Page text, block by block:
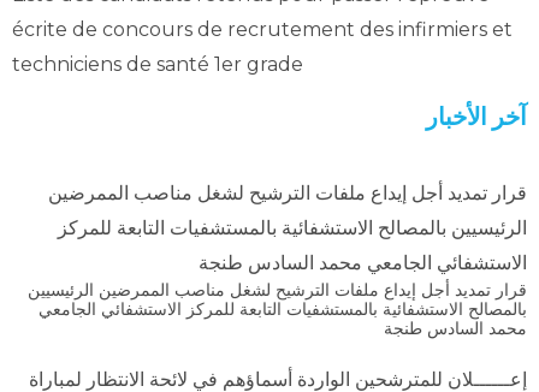
آخر الأخبار
قرار تمديد أجل إيداع ملفات الترشيح لشغل مناصب الممرضين
الرئيسيين بالمصالح الاستشفائية بالمستشفيات التابعة للمركز
الاستشفائي الجامعي محمد السادس طنجة
قرار تمديد أجل إيداع ملفات الترشيح لشغل مناصب الممرضين الرئيسيين
بالمصالح الاستشفائية بالمستشفيات التابعة للمركز الاستشفائي الجامعي
محمد السادس طنجة
إعــــــلان للمترشحين الواردة أسماؤهم في لائحة الانتظار لمباراة